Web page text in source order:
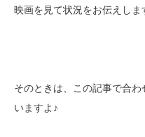
映画を見て状況をお伝えしま
そのときは、この記事で合
いますよ♪